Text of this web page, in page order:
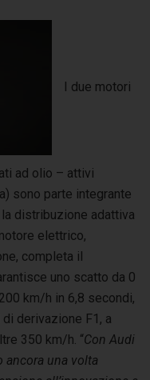
I due motori
ad olio – attivi
sono parte integrante
distribuzione adattiva
elettrico,
completa il
uno scatto da 0
km/h in 6,8 secondi,
derivazione F1, a
350 km/h. “Con Audi
ancora una volta